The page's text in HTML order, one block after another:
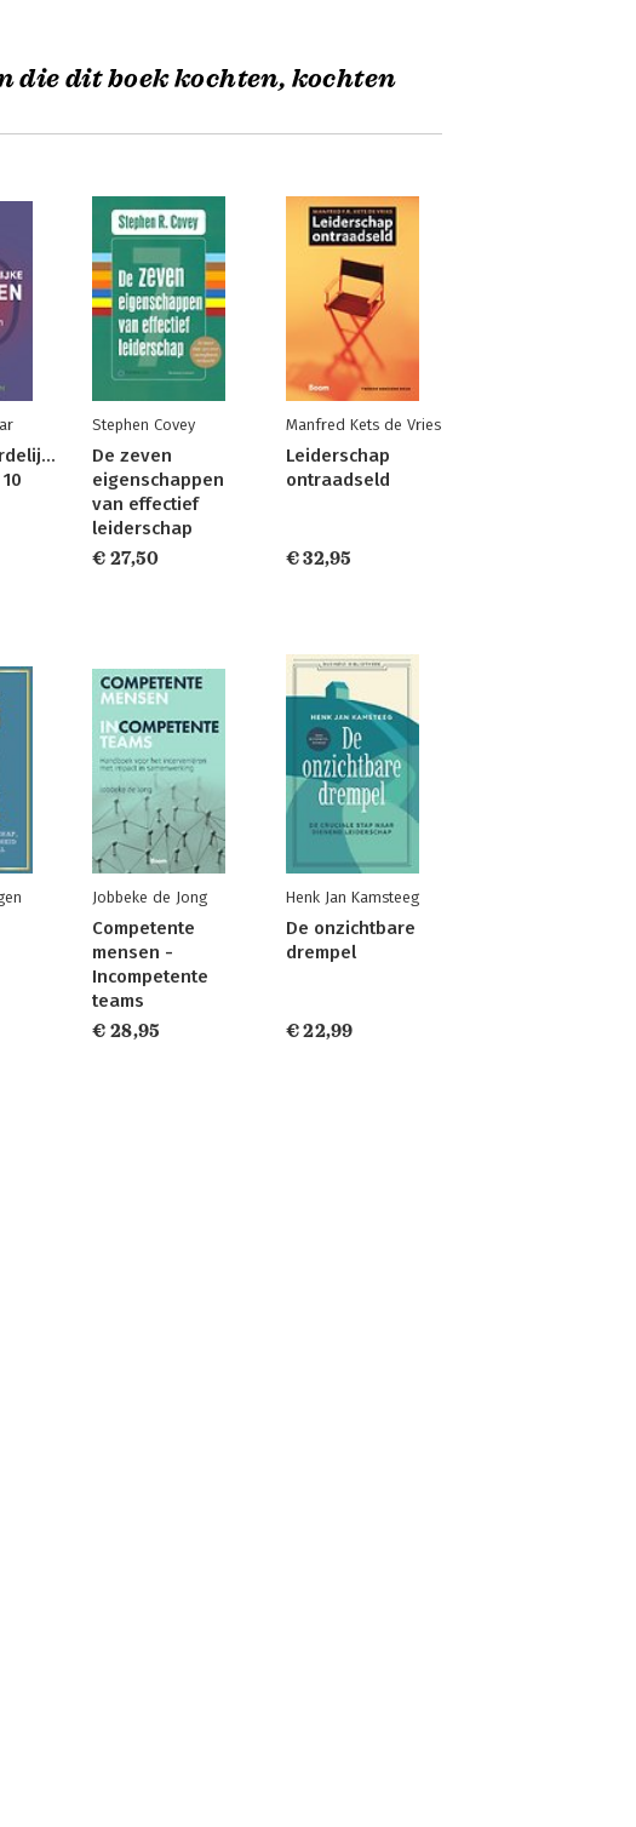
die dit boek kochten, kochten
Stephen Covey
De zeven
eigenschappen
van effectief
leiderschap
€ 27,50
Manfred Kets de Vries
Leiderschap
ontraadseld
€ 32,95
Jobbeke de Jong
Competente
mensen -
Incompetente
teams
€ 28,95
Henk Jan Kamsteeg
De onzichtbare
drempel
€ 22,99